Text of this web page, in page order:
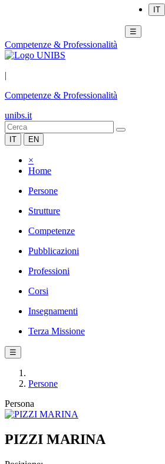
IT
☰
Competenze & Professionalità
|
Competenze & Professionalità
unibs.it
IT EN
×
Home
Persone
Strutture
Competenze
Pubblicazioni
Professioni
Corsi
Insegnamenti
Terza Missione
☰
Persone
Persona
PIZZI MARINA